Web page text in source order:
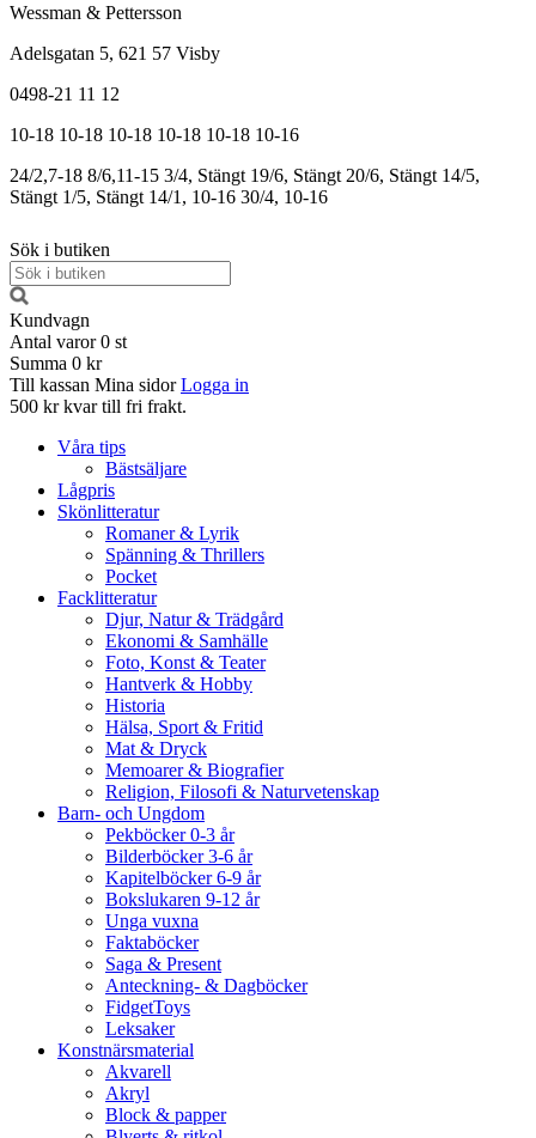
Wessman & Pettersson
Adelsgatan 5, 621 57 Visby
0498-21 11 12
10-18 10-18 10-18 10-18 10-18 10-16
24/2,7-18 8/6,11-15 3/4, Stängt 19/6, Stängt 20/6, Stängt 14/5,
Stängt 1/5, Stängt 14/1, 10-16 30/4, 10-16
Sök i butiken
Kundvagn
Antal varor 0 st
Summa 0 kr
Till kassan Mina sidor Logga in
500 kr kvar till fri frakt.
Våra tips
Bästsäljare
Lågpris
Skönlitteratur
Romaner & Lyrik
Spänning & Thrillers
Pocket
Facklitteratur
Djur, Natur & Trädgård
Ekonomi & Samhälle
Foto, Konst & Teater
Hantverk & Hobby
Historia
Hälsa, Sport & Fritid
Mat & Dryck
Memoarer & Biografier
Religion, Filosofi & Naturvetenskap
Barn- och Ungdom
Pekböcker 0-3 år
Bilderböcker 3-6 år
Kapitelböcker 6-9 år
Bokslukaren 9-12 år
Unga vuxna
Faktaböcker
Saga & Present
Anteckning- & Dagböcker
FidgetToys
Leksaker
Konstnärsmaterial
Akvarell
Akryl
Block & papper